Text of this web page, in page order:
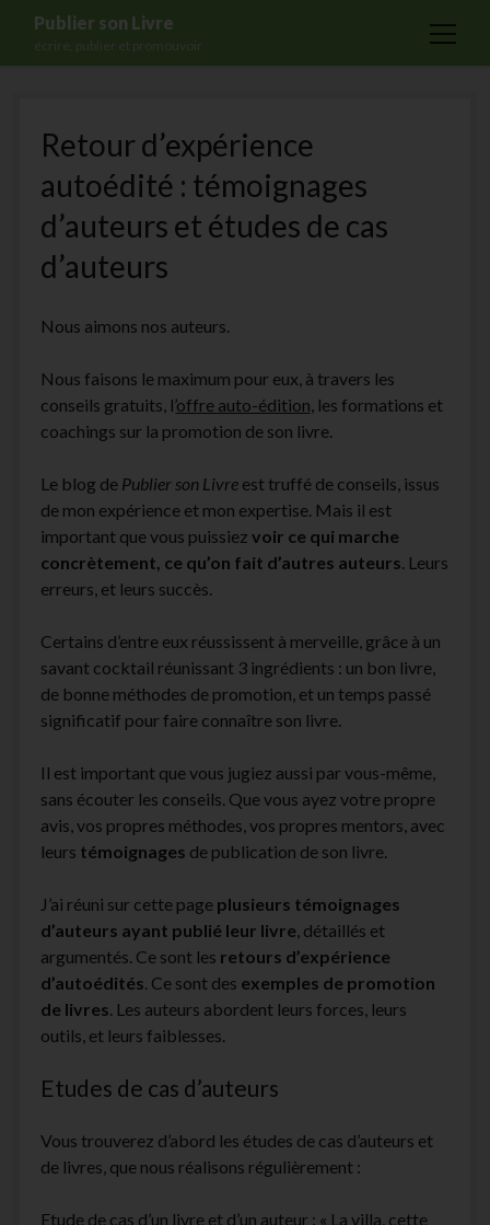
Publier son Livre
écrire, publier et promouvoir
open
Formations
Services
Blog
Auto-édition
Actualités
facebookinstagramyoutubeemail-
form
Retour d’expérience
autoédité : témoignages
d’auteurs et études de cas
d’auteurs
Nous aimons nos auteurs.
Nous faisons le maximum pour eux, à travers les
conseils gratuits, l’offre auto-édition, les formations et
coachings sur la promotion de son livre.
Le blog de Publier son Livreest truffé de conseils, issus
de mon expérience et mon expertise. Mais il est
important que vous puissiez voir ce qui marche
concrètement, ce qu’on fait d’autres auteurs. Leurs
erreurs, et leurs succès.
Certains d’entre eux réussissent à merveille, grâce à un
savant cocktail réunissant 3 ingrédients : un bon livre,
de bonne méthodes de promotion, et un temps passé
significatif pour faire connaître son livre.
Il est important que vous jugiez aussi par vous-même,
sans écouter les conseils. Que vous ayez votre propre
avis, vos propres méthodes, vos propres mentors, avec
leurs témoignages de publication de son livre.
J’ai réuni sur cette page plusieurs témoignages
d’auteurs ayant publié leur livre, détaillés et
argumentés. Ce sont les retours d’expérience
d’autoédités. Ce sont des exemples de promotion
de livres. Les auteurs abordent leurs forces, leurs
outils, et leurs faiblesses.
Etudes de cas d’auteurs
Vous trouverez d’abord les études de cas d’auteurs et
de livres, que nous réalisons régulièrement :
Etude de cas d’un livre et d’un auteur : « La villa, cette